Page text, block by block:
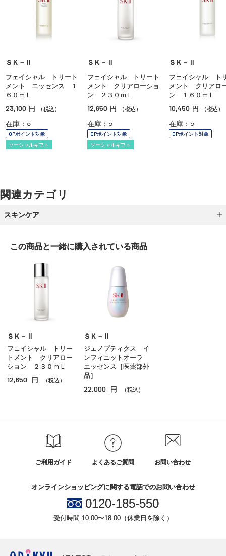
ＳＫ－Ⅱ
フェイシャル トリート
メント エッセンス １
６０ｍＬ
23,100 円 （税込）
在庫：○
OPポイント対象
ソーシャルギフト
ＳＫ－Ⅱ
フェイシャル トリート
メント クリアローショ
ン ２３０ｍＬ
12,650 円 （税込）
在庫：○
OPポイント対象
ソーシャルギフト
ＳＫ－Ⅱ
フェイシャル ト
メント クリアロ
ン １６０ｍＬ
10,450 円 （税込）
在庫：○
OPポイント対象
関連カテゴリ
スキンケア
美容液
オイル
この商品と一緒に購入されている商品
ＳＫ－Ⅱ
フェイシャル トリー
トメント クリアロー
ション ２３０ｍＬ
12,650 円 （税込）
ＳＫ－Ⅱ
ジェノプティクス イ
ンフィニットオーラ
エッセンス［医薬部外
品］
22,000 円 （税込）
ご利用ガイド よくあるご質問 お問い合わせ
オンラインショッピングに関する電話でのお問い合わせ
0120-185-550
受付時間 10:00〜18:00（休業日を除く）